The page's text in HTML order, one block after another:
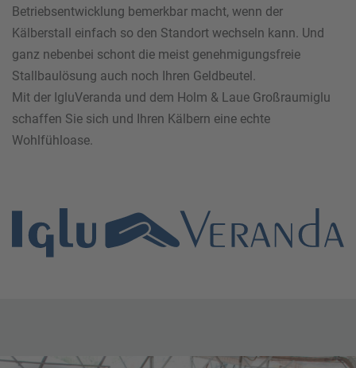
Betriebsentwicklung bemerkbar macht, wenn der
Kälberstall einfach so den Standort wechseln kann. Und
ganz nebenbei schont die meist genehmigungsfreie
Stallbaulösung auch noch Ihren Geldbeutel.
Mit der IgluVeranda und dem Holm & Laue Großraumiglu
schaffen Sie sich und Ihren Kälbern eine echte
Wohlfühloase.